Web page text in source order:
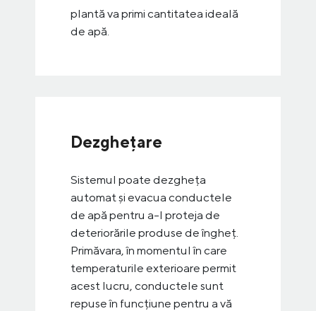
plantă va primi cantitatea ideală
de apă.
Dezghețare
Sistemul poate dezgheța
automat și evacua conductele
de apă pentru a-l proteja de
deteriorările produse de îngheț.
Primăvara, în momentul în care
temperaturile exterioare permit
acest lucru, conductele sunt
repuse în funcțiune pentru a vă